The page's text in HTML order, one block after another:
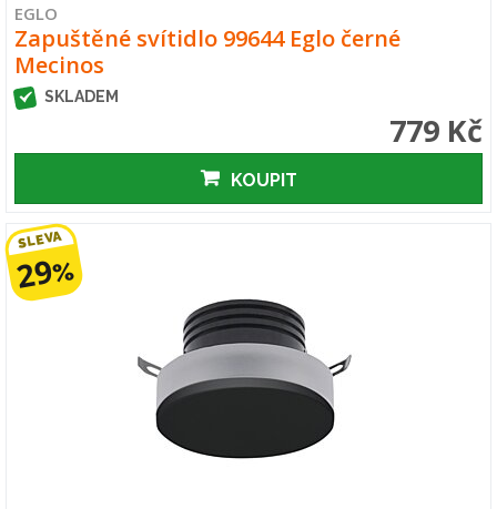
EGLO
Zapuštěné svítidlo 99644 Eglo černé
Mecinos
SKLADEM
779 Kč
KOUPIT
SLEVA
29%